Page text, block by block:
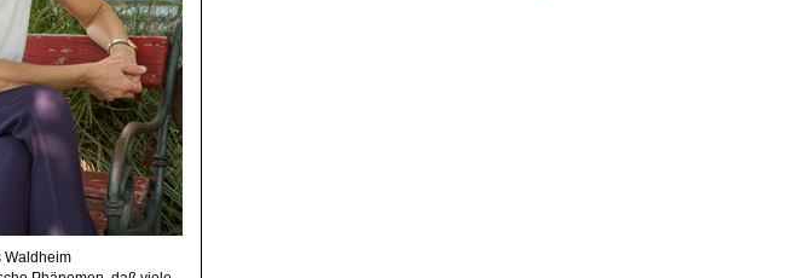
Waldheim